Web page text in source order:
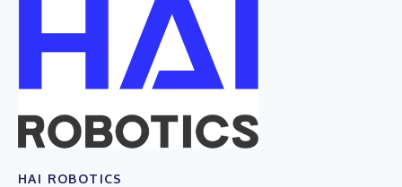
HAI ROBOTICS